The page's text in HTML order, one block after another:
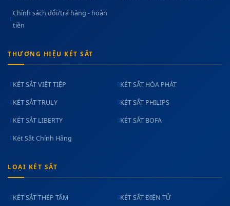
Chính sách đổi/trả hàng - hoàn
tiền
THƯƠNG HIỆU KÉT SẮT
KÉT SẮT VIỆT TIỆP KÉT SẮT HÒA PHÁT
KÉT SẮT TRULY KÉT SẮT PHILIPS
KÉT SẮT LIBERTY KÉT SẮT BOFA
Két Sắt Chính Hãng
LOẠI KÉT SẮT
KÉT SẮT THÉP TẤM KÉT SẮT ĐIỆN TỬ